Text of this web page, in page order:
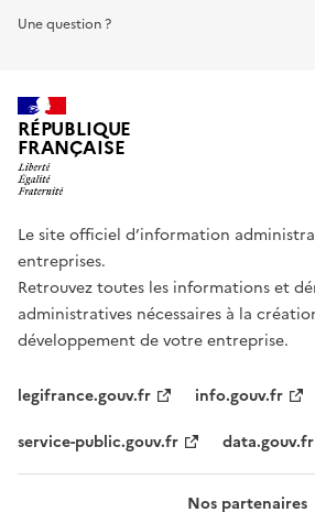
Une question ?
RÉPUBLIQUE
FRANÇAISE
Le site officiel d’information
entreprises.
Retrouvez toutes les informations et
administratives nécessaires à la
développement de votre entreprise.
legifrance.gouv.fr
info.gouv.fr
service-public.gouv.fr
data.gouv.fr
Nos partenaires